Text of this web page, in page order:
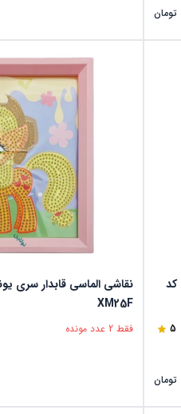
تومان
کد
5
تومان
XM25F
فقط 2 عدد مونده